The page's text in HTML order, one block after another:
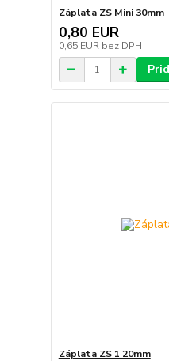
Záplata ZS Mini 30mm
0,80 EUR
0,65 EUR bez DPH
Záplata ZS 1 20mm